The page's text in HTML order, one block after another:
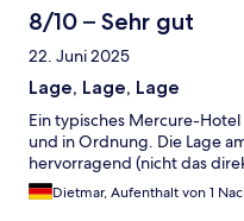
8/10 – Sehr gut
22. Juni 2025
Lage, Lage, Lage
Ein typisches Mercure-
und in Ordnung. Die Lage
hervorragend (nicht das
Dietmar, Aufenthalt von 1